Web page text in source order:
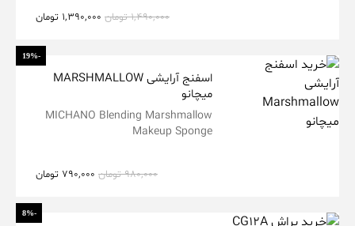
1,490,000 تومان 1,390,000 تومان
-19%
اسفنج آرایشی MARSHMALLOW
میچانو
MICHANO Blending Marshmallow
Makeup Sponge
980,000 تومان 790,000 تومان
-8%